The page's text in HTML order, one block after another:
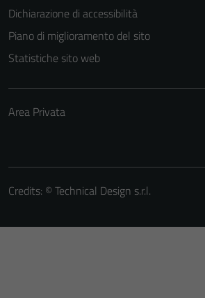
Dichiarazione di accessibilità
Piano di miglioramento del sito
Statistiche sito web
Area Privata
Credits: ©Technical Design s.r.l.